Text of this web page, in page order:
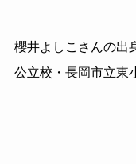
櫻井よしこさんの出
公立校・長岡市立東